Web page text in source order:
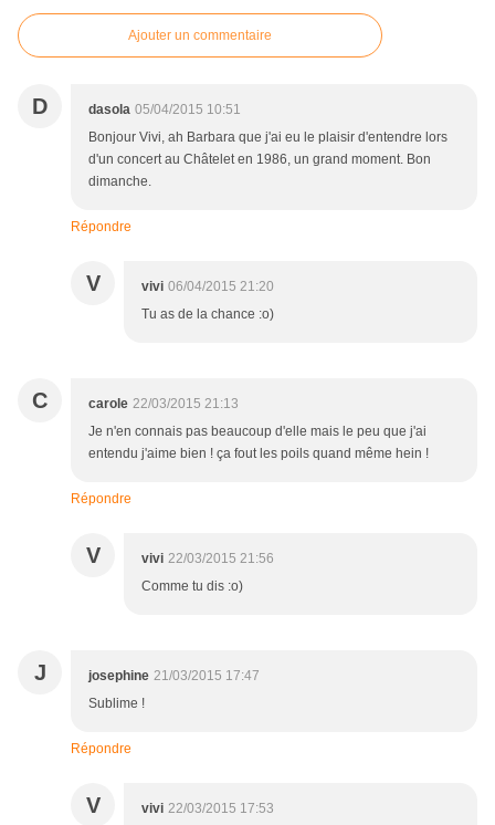
Ajouter un commentaire
D dasola 05/04/2015 10:51
Bonjour Vivi, ah Barbara que j'ai eu le plaisir d'entendre lors
d'un concert au Châtelet en 1986, un grand moment. Bon
dimanche.
Répondre
V vivi 06/04/2015 21:20
Tu as de la chance :o)
C carole 22/03/2015 21:13
Je n'en connais pas beaucoup d'elle mais le peu que j'ai
entendu j'aime bien ! ça fout les poils quand même hein !
Répondre
V vivi 22/03/2015 21:56
Comme tu dis :o)
J josephine 21/03/2015 17:47
Sublime !
Répondre
V vivi 22/03/2015 17:53